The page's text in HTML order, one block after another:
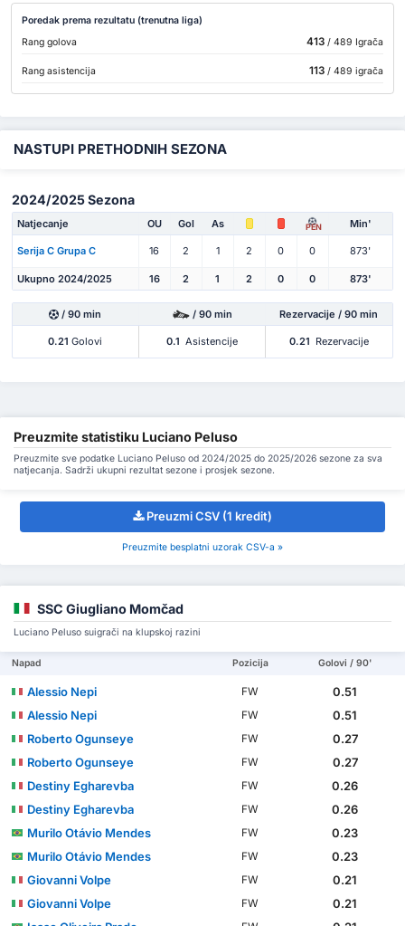
Poredak prema rezultatu (trenutna liga)
Rang golova
413/ 489 Igrača
Rang asistencija 113/ 489 igrača
NASTUPI PRETHODNIH SEZONA
2024/2025 Sezona
Natjecanje OU Gol As PEN Min'
Serija C Grupa C 16 2 1 2 0 0 873'
Ukupno 2024/2025 16 2 1 2 0 0 873'
/ 90 min / 90 min Rezervacije / 90 min
0.21 Golovi 0.1 Asistencije 0.21 Rezervacije
Preuzmite statistiku Luciano Peluso
Preuzmite sve podatke Luciano Peluso od 2024/2025 do 2025/2026 sezone za sva
natjecanja. Sadrži ukupni rezultat sezone i prosjek sezone.
Preuzmi CSV (1 kredit)
Preuzmite besplatni uzorak CSV-a »
SSC Giugliano Momčad
Luciano Peluso suigrači na klupskoj razini
Napad Pozicija Golovi / 90'
Alessio Nepi FW
0.51
Alessio Nepi
FW
0.51
Roberto Ogunseye
FW
0.27
Roberto Ogunseye
FW
0.27
Destiny Egharevba
FW
0.26
Destiny Egharevba
FW
0.26
Murilo Otávio Mendes
FW
0.23
Murilo Otávio Mendes
FW
0.23
Giovanni Volpe
FW
0.21
Giovanni Volpe
FW
0.21